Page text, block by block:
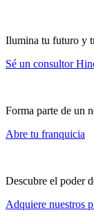
Ilumina tu futuro y
Sé un consultor
Forma parte de un
Abre tu franquicia
Descubre el poder
Adquiere nuestros